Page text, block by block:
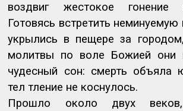
воздвиг жестокое гонение
Готовясь встретить
укрылись в пещере за
молитвы по воле Божией они
чудесный сон: смерть объяла
тел тление не коснулось.
Прошло около двух веков,